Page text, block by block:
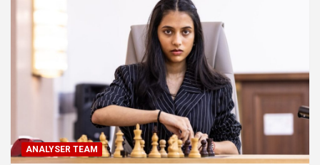
ANALYSER TEAM